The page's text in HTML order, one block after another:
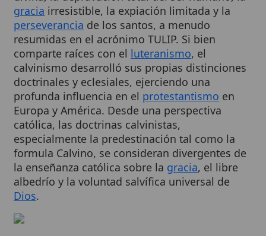
resumidas en el acrónimo TULIP. Si bien
comparte raíces con el
luteranismo
calvinismo desarrolló sus propias distinciones
doctrinales y eclesiales, ejerciendo una
profunda influencia en el protestantismoen
Europa y América. Desde una perspectiva
católica, las doctrinas calvinistas,
especialmente la predestinación tal como la
formula Calvino, se consideran divergentes de
la enseñanza católica sobre lagracia
albedrío y la voluntad salvífica universal de
Dios.